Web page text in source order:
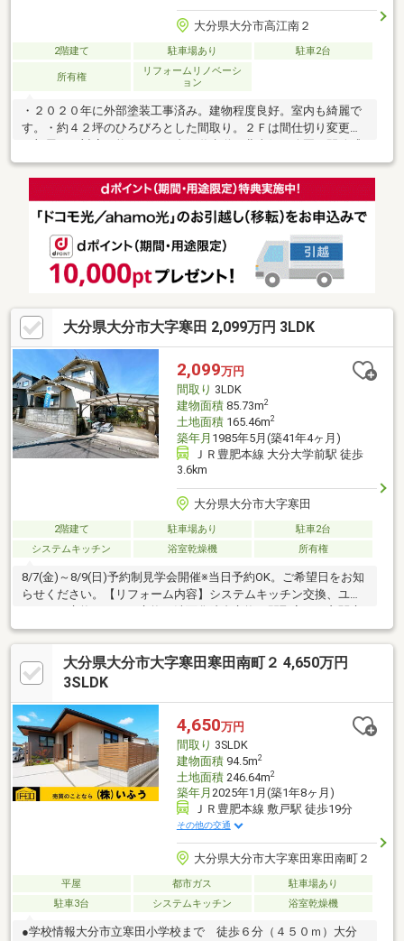
大分県大分市高江南２
2階建て 駐車場あり 駐車2台
所有権
リフォームリノベーシ
ョン
・２０２０年に外部塗装工事済み。建物程度良好。室内も綺麗で
す。・約４２坪のひろびろとした間取り。２Ｆは間仕切り変更で
のある立地です。・敷地面積が９２．６坪とひろびろしており、
駐車場も現状３台から増設可能です。・南側にプライベート感が
ある広いお庭があり、バーベキューも楽しめます♪
大分県大分市大字寒田 2,099万円 3LDK
2,099万円
間取り 3LDK
建物面積85.73m2
土地面積165.46m2
築年月 1985年5月(築41年4ヶ月)
ＪＲ豊肥本線 大分大学前駅 徒歩
3.6km
大分県大分市大字寒田
2階建て 駐車場あり
駐車2台
システムキッチン
浴室乾燥機 所有権
8/7(金)～8/9(日)予約制見学会開催※当日予約OK。ご希望日をお知
らせください。【リフォーム内容】システムキッチン交換、ユニ
ットバス交換、トイレ交換、洗面化粧台交換、間取変更、玄関扉
交換、室内ドア交換、床材上張り、シューズボックス交換、クロ
ス張替え、屋根塗装、外壁塗装、庭木伐採、シロアリ工防除工
事、クリーニング、雨漏り点検、設備点検、インターホン設置、
火災警報器設置、照明器具交換【おすすめポイント】・雨漏り、
てお引渡しより２年間保証。・シロアリ防除工事施工後5年間保
証。
大分県大分市大字寒田寒田南町２ 4,650万円
3SLDK
4,650万円
間取り 3SLDK
建物面積94.5m2
土地面積246.64m2
築年月 2025年1月(築1年8ヶ月)
ＪＲ豊肥本線 敷戸駅 徒歩19分
その他の交通
大分県大分市大字寒田寒田南町２
平屋 都市ガス
駐車場あり
駐車3台
システムキッチン 浴室乾燥機
●学校情報大分市立寒田小学校まで 徒歩６分（４５０ｍ）大分